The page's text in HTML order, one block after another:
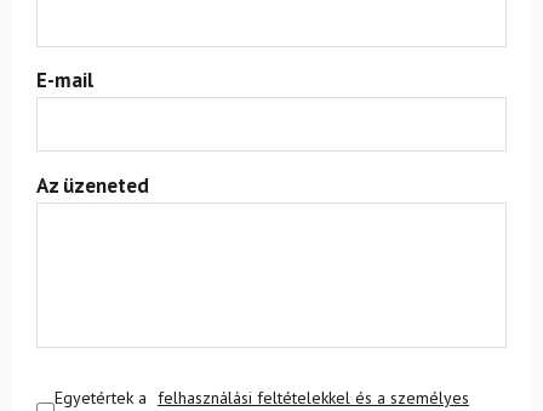
E-mail
Az üzeneted
Egyetértek a felhasználási feltételekkel és a személyes